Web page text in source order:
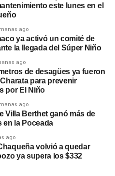
este lunes en el
ago
ya activó un comité de
la llegada del Súper Niño
ago
de desagües ya fueron
para prevenir
por El Niño
ago
Villa Berthet ganó más de
en la Poceada
ago
volvió a quedar
ya supera los $332